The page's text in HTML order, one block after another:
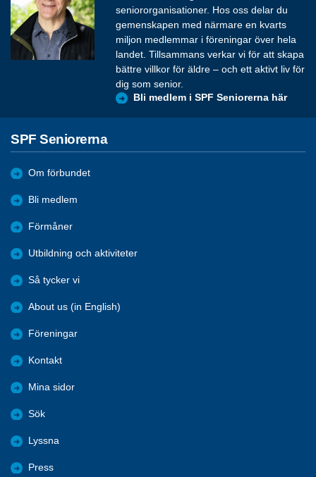
seniororganisationer. Hos oss delar du
gemenskapen med närmare en kvarts
miljon medlemmar i föreningar över hela
landet. Tillsammans verkar vi för att skapa
bättre villkor för äldre – och ett aktivt liv för
dig som senior.
Bli medlem i SPF Seniorerna här
SPF Seniorerna
Om förbundet
Bli medlem
Förmåner
Utbildning och aktiviteter
Så tycker vi
About us (in English)
Föreningar
Kontakt
Mina sidor
Sök
Lyssna
Press